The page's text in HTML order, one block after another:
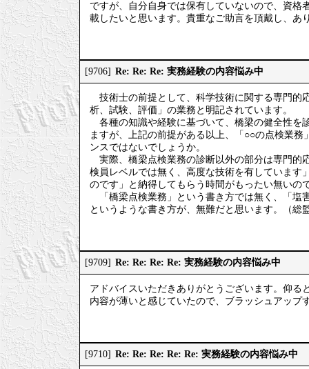
ですが、自分自身では保有していないので、資
載したいと思います。貴重なご助言を頂戴し、あ
[9706] Re: Re: Re: 実務経験の内容悩み中
技術士の前提として、科学技術に関する専門的
析、試験、評価」の業務と明記されています。
各種の知識や経験に基づいて、橋梁の健全性を
ますが、上記の前提がある以上、「○○の点検業
ンスではないでしょうか。
実際、橋梁点検業務の診断以外の部分は専門的
検員レベルでは無く、高度な技術を有しています
のです」と納得してもらう時間がもったい無いの
「橋梁点検業務」という書き方では無く、「塩
というような書き方が、無難だと思います。（総
[9709] Re: Re: Re: Re: 実務経験の内容悩み中
アドバイスいただきありがとうございます。仰る
内容が薄いと感じていたので、ブラッシュアップ
[9710] Re: Re: Re: Re: Re: 実務経験の内容悩み中